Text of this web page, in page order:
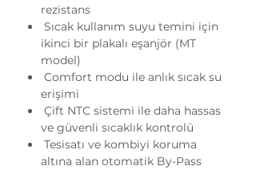
rezistans
Sıcak kullanım suyu temini için
ikinci bir plakalı eşanjör (MT
model)
Comfort modu ile anlık sıcak su
erişimi
Çift NTC sistemi ile daha hassas
ve güvenli sıcaklık kontrolü
Tesisatı ve kombiyi koruma
altına alan otomatik By-Pass